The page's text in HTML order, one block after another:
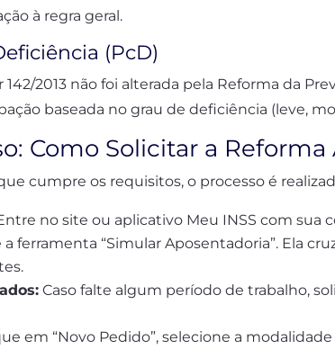
à regra geral.
(PcD)
2013 não foi alterada pela Reforma da
baseada no grau de deficiência (leve,
Como Solicitar a
cumpre os requisitos, o processo é
no site ou aplicativo Meu INSS com sua
a ferramenta “Simular Aposentadoria”. Ela
Caso falte algum período de trabalho,
em “Novo Pedido”, selecione a